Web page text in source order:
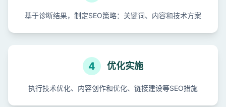
基于诊断结果，制定SEO策略：关键词、内容和技术方案
4 优化实施
执行技术优化、内容创作和优化、链接建设等SEO措施